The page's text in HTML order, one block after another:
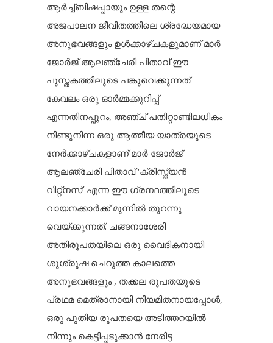
ആർച്ച്ബിഷപ്പായും ഉള്ള തന്റെ
അജപാലന ജീവിതത്തിലെ ശ്രദ്ധേയമായ
അനുഭവങ്ങളും ഉൾക്കാഴ്ചകളുമാണ് മാർ
ജോർജ് ആലഞ്ചേരി പിതാവ് ഈ
പുസ്തകത്തിലൂടെ പങ്കുവെക്കുന്നത്.
കേവലം ഒരു ഓർമ്മക്കുറിപ്പ്
എന്നതിനപ്പുറം, അഞ്ച് പതിറ്റാണ്ടിലധികം
നീണ്ടുനിന്ന ഒരു ആത്മീയ യാത്രയുടെ
നേർക്കാഴ്ചകളാണ് മാർ ജോർജ്
ആലഞ്ചേരി പിതാവ് ‘ക്രിസ്ത്യൻ
വിറ്റ്നസ്’ എന്ന ഈ ഗ്രന്ഥത്തിലൂടെ
വായനക്കാർക്ക് മുന്നിൽ തുറന്നു
വെയ്ക്കുന്നത്. ചങ്ങനാശേരി
അതിരൂപതയിലെ ഒരു വൈദികനായി
ശുശ്രൂഷ ചെറുത്ത കാലത്തെ
അനുഭവങ്ങളും , തക്കല രൂപതയുടെ
പ്രഥമ മെത്രാനായി നിയമിതനായപ്പോൾ,
ഒരു പുതിയ രൂപതയെ അടിത്തറയിൽ
നിന്നും കെട്ടിപ്പടുക്കാൻ നേരിട്ട